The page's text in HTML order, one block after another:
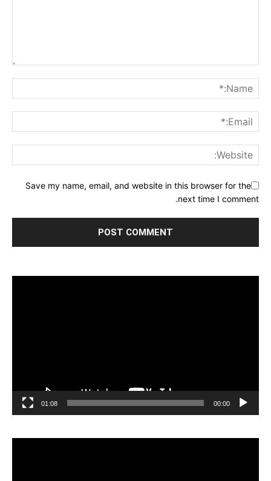
Save my name, email, and website in this browser for the
next time I comment.
00:00
01:08